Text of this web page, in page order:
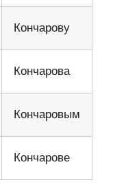
Кончарову
Кончарова
Кончаровым
Кончарове